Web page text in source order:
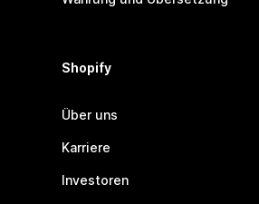
Shopify
Über uns
Karriere
Investoren